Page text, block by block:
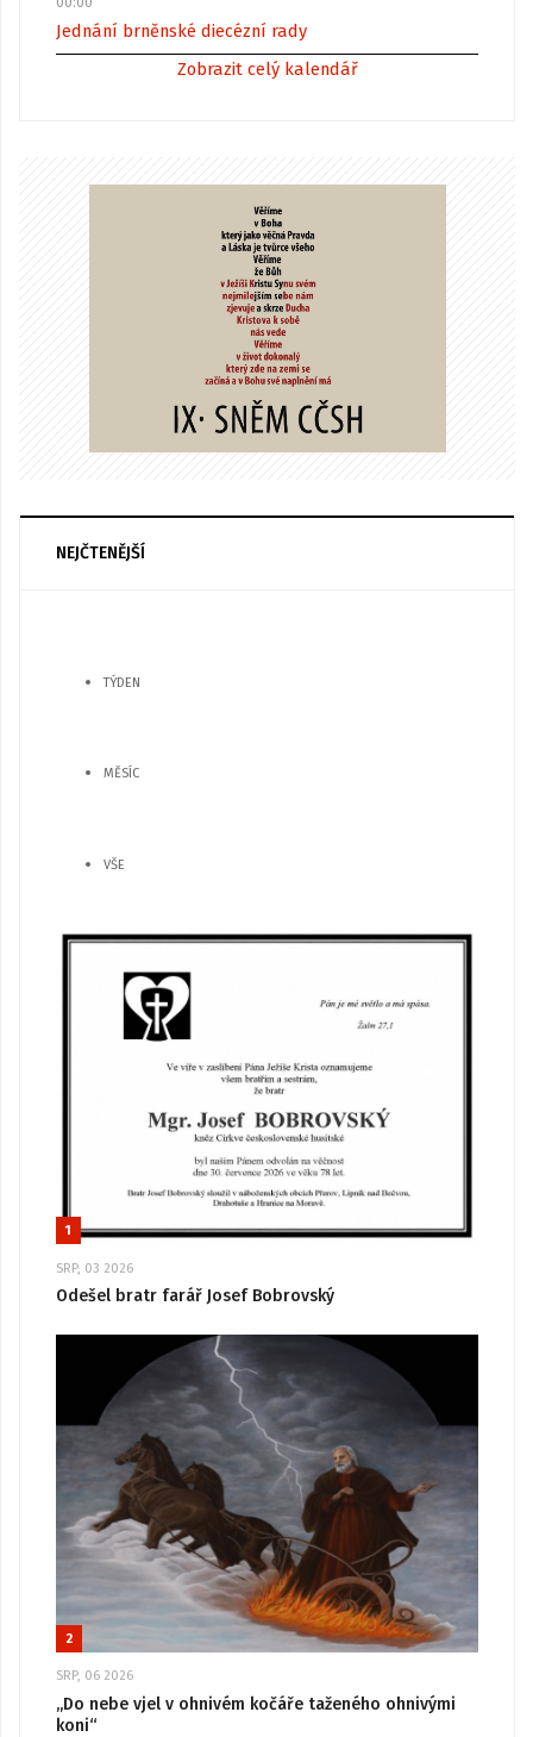
Jednání brněnské diecézní rady
Zobrazit celý kalendář
NEJČTENĚJŠÍ
TÝDEN
MĚSÍC
VŠE
1
SRP, 03 2026
Odešel bratr farář Josef Bobrovský
2
SRP, 06 2026
„Do nebe vjel v ohnivém kočáře taženého ohnivými
koni“